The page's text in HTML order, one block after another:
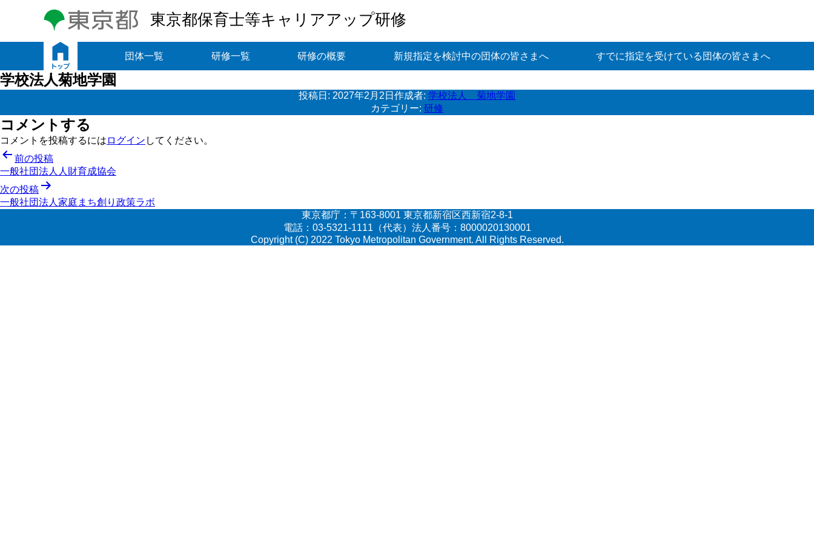
東京都保育士等キャリアアップ研修
団体一覧 研修一覧 研修の概要 新規指定を検討中の団体の皆さまへ すでに指定を受けている団体の皆さまへ
学校法人菊地学園
投稿日: 2027年2月2日 作成者: 学校法人 菊地学園
カテゴリー: 研修
コメントする
コメントを投稿するには ログイン してください。
投
稿
ナ
ビ
前の投稿
一般社団法人人財育成協会
次の投稿
一般社団法人家庭まち創り政策ラボ
東京都庁：〒163-8001 東京都新宿区西新宿2-8-1
電話：03-5321-1111（代表）法人番号：8000020130001
Copyright (C) 2022 Tokyo Metropolitan Government. All Rights Reserved.